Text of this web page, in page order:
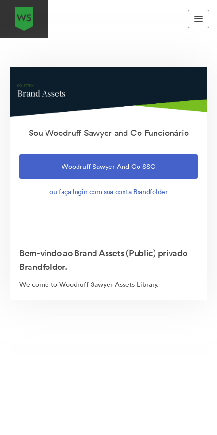
Sou Woodruff Sawyer and Co Funcionário
Woodruff Sawyer And Co SSO
ou faça login com sua conta Brandfolder
Bem-vindo ao Brand Assets (Public) privado
Brandfolder.
Welcome to Woodruff Sawyer Assets Library.